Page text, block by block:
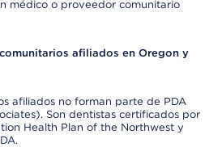
médico o proveedor comunitario
afiliados en Oregon y
afiliados no forman parte de PDA
Son dentistas certificados por
Health Plan of the Northwest y